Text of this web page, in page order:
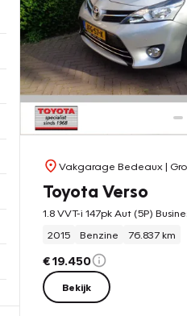
Vakgarage Bedeaux |
Toyota Verso
2015
Benzine 76.837 km
€ 19.450
Bekijk